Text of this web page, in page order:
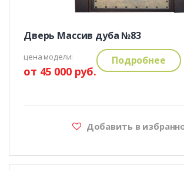
Дверь Массив дуба №83
цена модели:
от 45 000 руб.
Подробнее
Добавить в